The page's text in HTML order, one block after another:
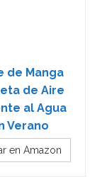
de Manga
de Aire
al Agua
Verano
en Amazon